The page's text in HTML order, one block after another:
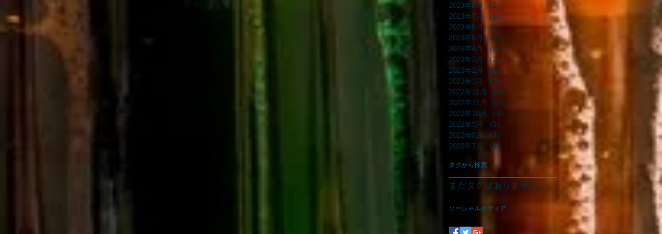
2023年8月
（2）
2023年7月
（1）
2023年6月
（2）2件の記事
2023年5月 （3）
2023年4月
（5）
2023年3月
（3）
2023年2月
（1）
2023年1月
（3）
2022年12月
（4）
2022年11月
（2）
2022年10月
（4）
2022年9月
（3）
2022年8月
（3）
2022年7月
（4）
タグから検索
まだタグはありません。
ソーシャルメディア